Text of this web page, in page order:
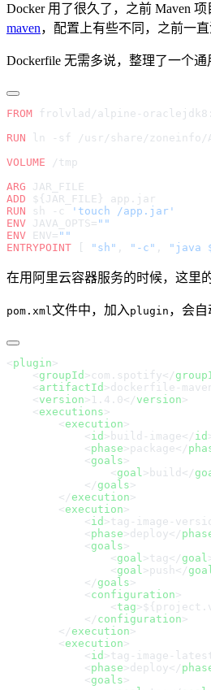
Docker 用了很久了，之前 Maven
maven，配置上有些不同，之前一
Dockerfile 无需多说，整理了一个通
FROM
RUN
VOLUME
ARG
ADD
RUN sh -c
ENV JAVA_OPTS=
ENV ENV=
ENTRYPOINT
"sh" , "-c" , "java
在用阿里云容器服务的时候，这里
pom.xml 文件中，加入 plugin ，会
< plugin
    <
groupId > com.spotify</
    <
artifactId >dockerfile-
    <
version > 1.4.0</ version
    <
executions
        <
execution
            <
id > build-image</ id
            <
phase >package</
            <
goals
                <
goal > build </
            </
goals
        </
execution
        <
execution
            <
id >tag-image-
            <
phase >deploy</
            <
goals
                <
goal >tag </ goal
                <
goal >push </ goal
            </
goals
            <
configuration
                <
tag >
            </
configuration
        </
execution
        <
execution
            <
id >tag-image-
            <
phase >deploy</
            <
goals